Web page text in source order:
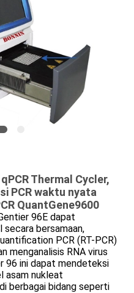
Thermal Cycler,
PCR waktu nyata
QuantGene9600
96E dapat
secara bersamaan,
PCR (RT-PCR)
menganalisis RNA virus
96 ini dapat mendeteksi
asam nukleat
berbagai bidang seperti